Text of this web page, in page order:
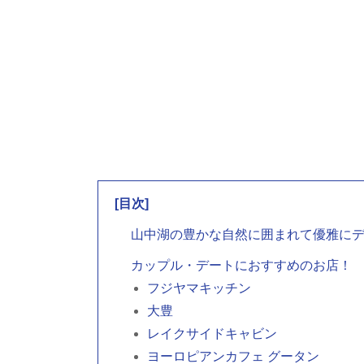
[目次]
山中湖の豊かな自然に囲まれて優雅にデ
カップル・デートにおすすめのお店！
フジヤマキッチン
大豊
レイクサイドキャビン
ヨーロピアンカフェ グータン